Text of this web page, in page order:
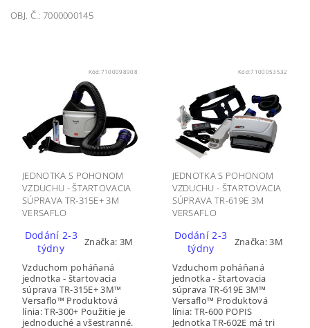
OBJ. Č.: 7000000145
Kód: 7100098908
JEDNOTKA S POHONOM
VZDUCHU - ŠTARTOVACIA
SÚPRAVA TR-315E+ 3M
VERSAFLO
Dodání 2-3
týdny
Značka: 3M
Vzduchom poháňaná
jednotka - štartovacia
súprava TR-315E+ 3M™
Versaflo™ Produktová
línia: TR-300+ Použitie je
jednoduché a všestranné.
Kód:7100053532
JEDNOTKA S POHONOM
VZDUCHU - ŠTARTOVACIA
SÚPRAVA TR-619E 3M
VERSAFLO
Dodání 2-3
týdny
Značka:3M
Vzduchom poháňaná
jednotka - štartovacia
súprava TR-619E 3M™
Versaflo™ Produktová
línia: TR-600 POPIS
Jednotka TR-602E má tri